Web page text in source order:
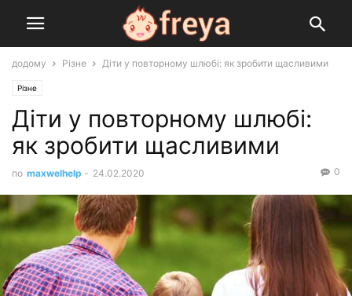
додому Різне Діти у повторному шлюбі: як зробити щасливими
Різне
Діти у повторному шлюбі:
як зробити щасливими
по maxwelhelp - 24.02.2020 0